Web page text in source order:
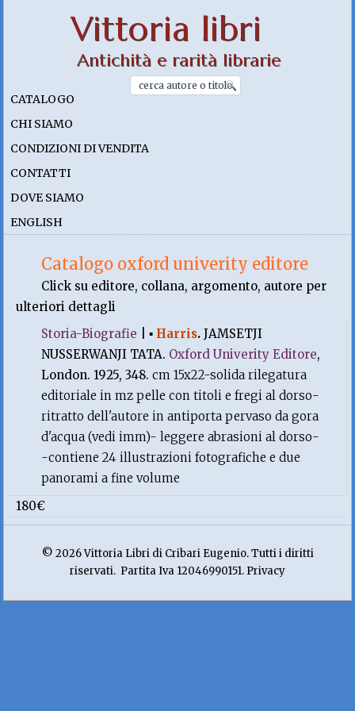
Vittoria libri
Antichità e rarità librarie
CATALOGO
CHI SIAMO
CONDIZIONI DI VENDITA
CONTATTI
DOVE SIAMO
ENGLISH
Catalogo oxford univerity editore
Click su editore, collana, argomento, autore per
ulteriori dettagli
Storia-Biografie |▪ Harris.JAMSETJI
NUSSERWANJI TATA. Oxford Univerity Editore,
London. 1925, 348.cm 15x22-solida rilegatura
editoriale in mz pelle con titoli e fregi al dorso-
ritratto dell'autore in antiporta pervaso da gora
d'acqua (vedi imm)- leggere abrasioni al dorso-
-contiene 24 illustrazioni fotografiche e due
panorami a fine volume
180€
© 2026 Vittoria Libri di Cribari Eugenio. Tutti i diritti
riservati. Partita Iva 12046990151. Privacy